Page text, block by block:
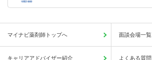
マイナビ薬剤師トップへ 面談会場一覧
キャリアアドバイザー紹介 よくある質問